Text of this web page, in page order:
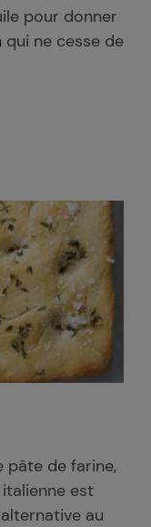
pour donner
ne cesse de
pâte de farine,
est
au